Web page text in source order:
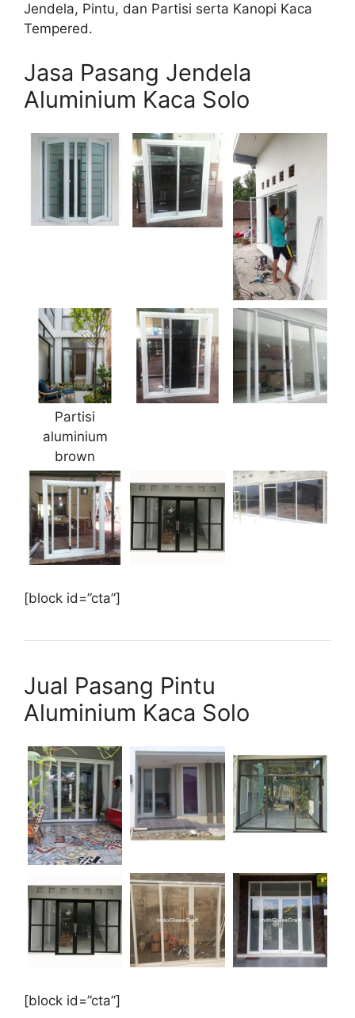
Jendela, Pintu, dan Partisi serta Kanopi Kaca
Tempered.
Jasa Pasang Jendela
Aluminium Kaca Solo
Partisi
aluminium
brown
[block id=”cta”]
Jual Pasang Pintu
Aluminium Kaca Solo
[block id=”cta”]